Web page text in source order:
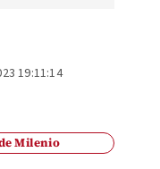
19:11:14
Milenio